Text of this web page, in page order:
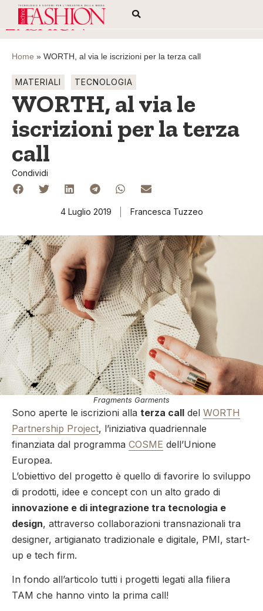
Home » WORTH, al via le iscrizioni per la terza call
MATERIALI TECNOLOGIA
WORTH, al via le
iscrizioni per la terza
call
Condividi
4 Luglio 2019 Francesca Tuzzeo
Fragments Garments
Sono aperte le iscrizioni alla terza call del WORTH
Partnership Project, l’iniziativa quadriennale
finanziata dal programma COSME dell’Unione
Europea.
L’obiettivo del progetto è quello di favorire lo sviluppo
di prodotti, idee e concept con un alto grado di
innovazione e di integrazione tra tecnologia e
design, attraverso collaborazioni transnazionali tra
designer, artigianato tradizionale e digitale, PMI, start-
up e tech firm.
In fondo all’articolo tutti i progetti legati alla filiera
TAM che hanno vinto la prima call!